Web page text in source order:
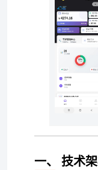
一、 技术